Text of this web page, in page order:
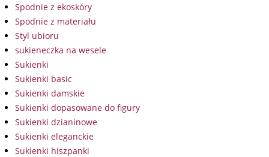
Spodnie z ekoskóry
Spodnie z materiału
Styl ubioru
sukieneczka na wesele
Sukienki
Sukienki basic
Sukienki damskie
Sukienki dopasowane do figury
Sukienki dzianinowe
Sukienki eleganckie
Sukienki hiszpanki